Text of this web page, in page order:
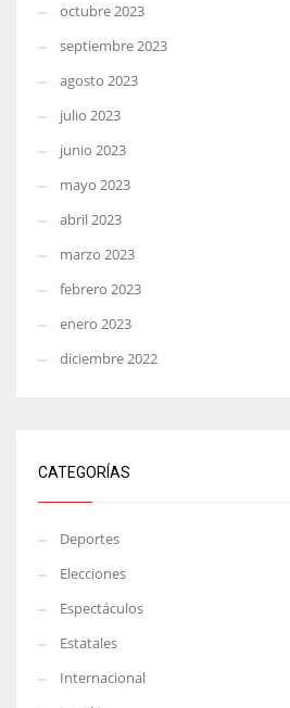
octubre 2023
septiembre 2023
agosto 2023
julio 2023
junio 2023
mayo 2023
abril 2023
marzo 2023
febrero 2023
enero 2023
diciembre 2022
CATEGORÍAS
Deportes
Elecciones
Espectáculos
Estatales
Internacional